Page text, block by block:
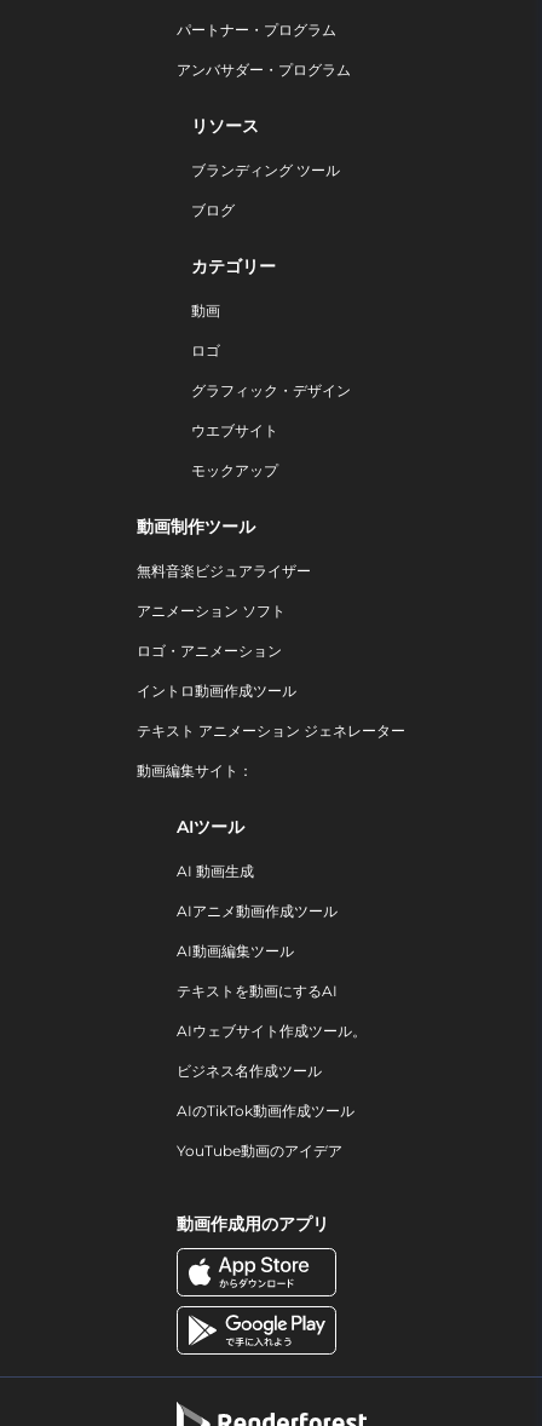
パートナー・プログラム
アンバサダー・プログラム
リソース
ブランディング ツール
ブログ
カテゴリー
動画
ロゴ
グラフィック・デザイン
ウエブサイト
モックアップ
動画制作ツール
無料音楽ビジュアライザー
アニメーション ソフト
ロゴ・アニメーション
イントロ動画作成ツール
テキスト アニメーション ジェネレーター
動画編集サイト：
AIツール
AI 動画生成
AIアニメ動画作成ツール
AI動画編集ツール
テキストを動画にするAI
AIウェブサイト作成ツール。
ビジネス名作成ツール
AIのTikTok動画作成ツール
YouTube動画のアイデア
動画作成用のアプリ